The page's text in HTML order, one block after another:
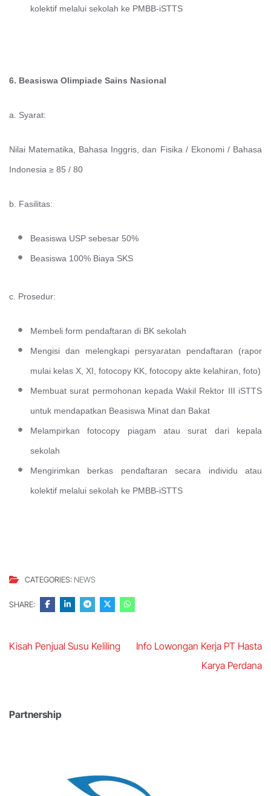
kolektif melalui sekolah ke PMBB-iSTTS
6. Beasiswa Olimpiade Sains Nasional
a. Syarat:
Nilai Matematika, Bahasa Inggris, dan Fisika / Ekonomi / Bahasa
Indonesia ≥ 85 / 80
b. Fasilitas:
Beasiswa USP sebesar 50%
Beasiswa 100% Biaya SKS
c. Prosedur:
Membeli form pendaftaran di BK sekolah
Mengisi dan melengkapi persyaratan pendaftaran (rapor
mulai kelas X, XI, fotocopy KK, fotocopy akte kelahiran, foto)
Membuat surat permohonan kepada Wakil Rektor III iSTTS
untuk mendapatkan Beasiswa Minat dan Bakat
Melampirkan fotocopy piagam atau surat dari kepala
sekolah
Mengirimkan berkas pendaftaran secara individu atau
kolektif melalui sekolah ke PMBB-iSTTS
CATEGORIES: NEWS
SHARE:
Post
Kisah Penjual Susu Keliling
Info Lowongan Kerja PT Hasta
Karya Perdana
Partnership